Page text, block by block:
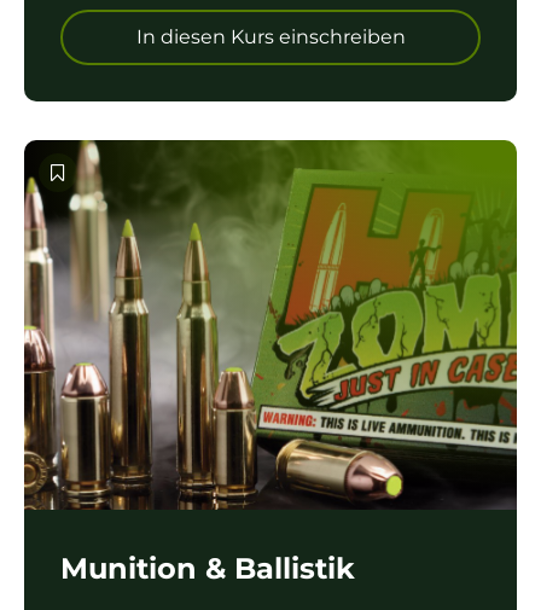
In diesen Kurs einschreiben
Munition & Ballistik